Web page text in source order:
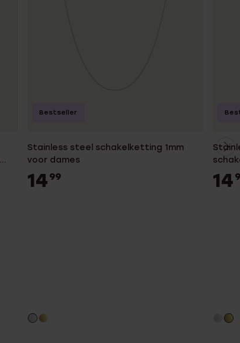
Stainless steel schakelketting 1mm
voor dames
14 99
Bestseller
14